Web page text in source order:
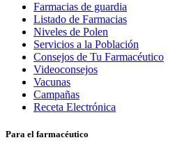
Farmacias de guardia
Listado de Farmacias
Niveles de Polen
Servicios a la Población
Consejos de Tu Farmacéutico
Videoconsejos
Vacunas
Campañas
Receta Electrónica
Para el farmacéutico